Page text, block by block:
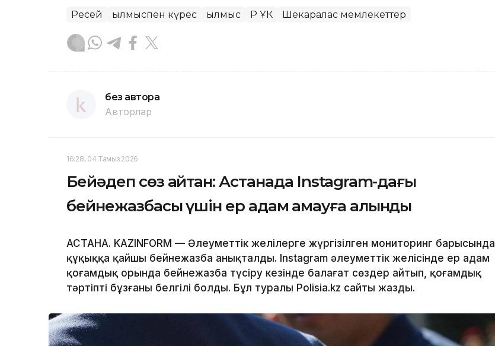
Ресей Қылмыспен күрес Қылмыс ҚР ҰҚК Шекаралас мемлекеттер
без автора
Авторлар
16:28, 04 Тамыз 2026
Бейәдеп сөз айтқан: Астанада Instagram-дағы
бейнежазбасы үшін ер адам қамауға алынды
АСТАНА. KAZINFORM — Әлеуметтік желілерге жүргізілген мониторинг барысында
құқыққа қайшы бейнежазба анықталды. Instagram әлеуметтік желісінде ер адам
қоғамдық орында бейнежазба түсіру кезінде балағат сөздер айтып, қоғамдық
тәртіпті бұзғаны белгілі болды. Бұл туралы Polisia.kz сайты жазды.